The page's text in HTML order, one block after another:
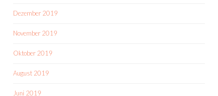
Dezember 2019
November 2019
Oktober 2019
August 2019
Juni 2019